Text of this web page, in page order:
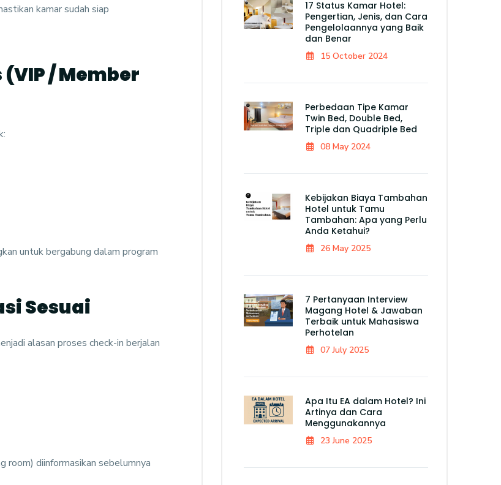
kamar sudah siap
/ Member
untuk bergabung dalam program
Sesuai
alasan proses check-in berjalan
room) diinformasikan sebelumnya
17 Status Kamar Hotel:
Pengertian, Jenis, dan Cara
Pengelolaannya yang Baik
dan Benar
15 October 2024
Perbedaan Tipe Kamar
Twin Bed, Double Bed,
Triple dan Quadriple Bed
08 May 2024
Kebijakan Biaya Tambahan
Hotel untuk Tamu
Tambahan: Apa yang Perlu
Anda Ketahui?
26 May 2025
7 Pertanyaan Interview
Magang Hotel & Jawaban
Terbaik untuk Mahasiswa
Perhotelan
07 July 2025
Apa Itu EA dalam Hotel? Ini
Artinya dan Cara
Menggunakannya
23 June 2025